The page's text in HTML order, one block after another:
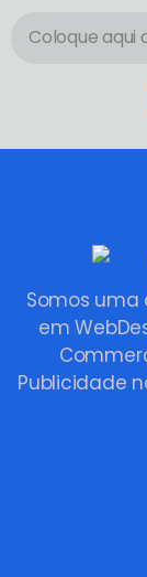
Somos
em
Publicidade